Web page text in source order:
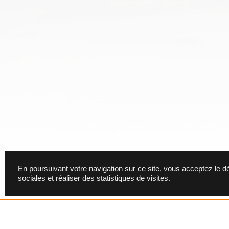
En poursuivant votre navigation sur ce site, vous acceptez le
sociales et réaliser des statistiques de visites.